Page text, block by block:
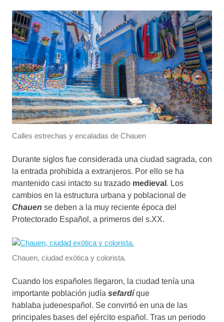
Calles estrechas y encaladas de Chauen
Durante siglos fue considerada una ciudad sagrada, con
la entrada prohibida a extranjeros. Por ello se ha
mantenido casi intacto su trazado medieval . Los
cambios en la estructura urbana y poblacional de
Chauen se deben a la muy reciente época del
Protectorado Español, a primeros del s.XX.
Chauen, ciudad exótica y colorista.
Cuando los españoles llegaron, la ciudad tenía una
importante población judía sefardíque
hablaba judeoespañol. Se convirtió en una de las
principales bases del ejército español. Tras un periodo